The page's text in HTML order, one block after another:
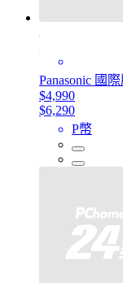
Panasonic 國
$4,990
$6,290
P幣